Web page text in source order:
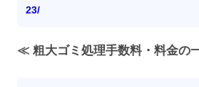
23/
≪ 粗大ゴミ処理手数料・料金の